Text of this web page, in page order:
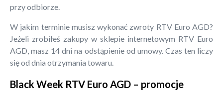
przy odbiorze.
W jakim terminie musisz wykonać zwroty RTV Euro AGD?
Jeżeli zrobiłeś zakupy w sklepie internetowym RTV Euro
AGD, masz 14 dni na odstąpienie od umowy. Czas ten liczy
się od dnia otrzymania towaru.
Black Week RTV Euro AGD – promocje